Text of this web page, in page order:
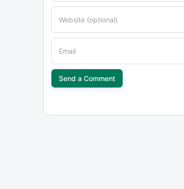
Website (optional)
Email